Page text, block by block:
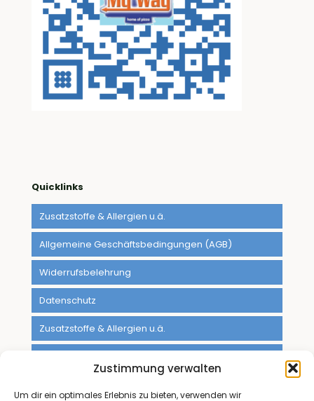
Zustimmung verwalten
Um dir ein optimales Erlebnis zu bieten, verwenden wir
Quicklinks
Zusatzstoffe & Allergien u.ä.
Allgemeine Geschäftsbedingungen (AGB)
Widerrufsbelehrung
Datenschutz
Zusatzstoffe & Allergien u.ä.